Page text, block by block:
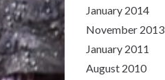
January 2014
November 2013
January 2011
August 2010